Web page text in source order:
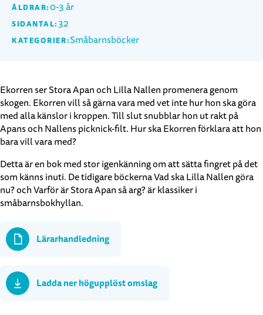
ÅLDRAR:0-3 år
SIDANTAL:32
KATEGORIER:Småbarnsböcker
Ekorren ser Stora Apan och Lilla Nallen promenera genom
skogen. Ekorren vill så gärna vara med vet inte hur hon ska göra
med alla känslor i kroppen. Till slut snubblar hon ut rakt på
Apans och Nallens picknick-filt. Hur ska Ekorren förklara att hon
bara vill vara med?
Detta är en bok med stor igenkänning om att sätta fingret på det
som känns inuti. De tidigare böckerna Vad ska Lilla Nallen göra
nu? och Varför är Stora Apan så arg? är klassiker i
småbarnsbokhyllan.
Lärarhandledning
Ladda ner högupplöst omslag